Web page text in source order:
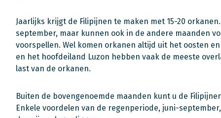
Jaarlijks krijgt de Filipijnen te maken met 15-20
september, maar kunnen ook in de andere maanden
voorspellen. Wel komen orkanen altijd uit het oosten
en het hoofdeiland Luzon hebben vaak de meeste
last van de orkanen.
Buiten de bovengenoemde maanden kunt u de
Enkele voordelen van de regenperiode, juni-